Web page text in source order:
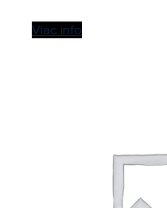
Viac info